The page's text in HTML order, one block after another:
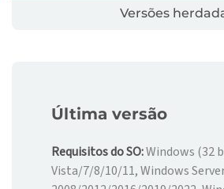
Versões
Última versão
Requisitos do SO:Windows (32
Vista/7/8/10/11, Windows